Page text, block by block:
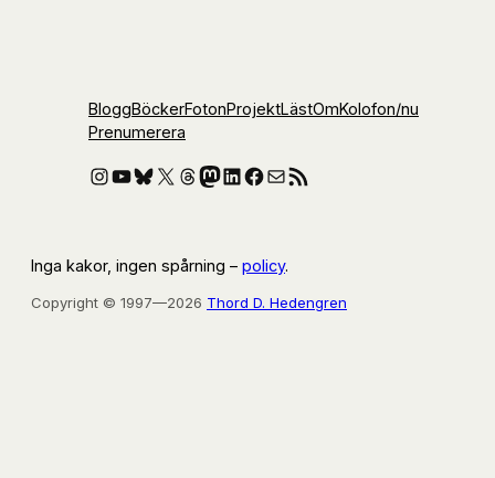
BloggBöckerFotonProjektLästOmKolofon/nu
Prenumerera
Instagram
YouTube
Bluesky
X Threads
Mastodon
LinkedIn
Facebook
E-postRSS-flöde
Inga kakor, ingen spårning – policy.
Copyright © 1997—2026 Thord D. Hedengren